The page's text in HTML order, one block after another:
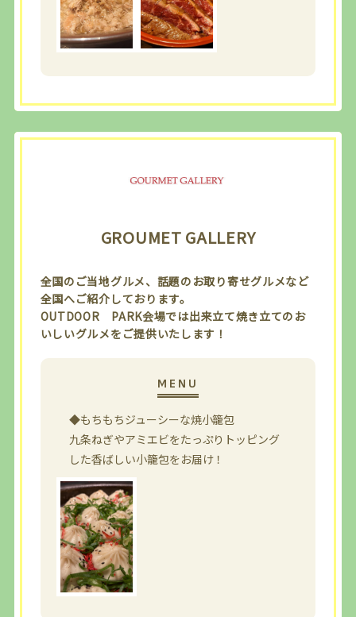
GROUMET GALLERY
全国のご当地グルメ、話題のお取り寄せグルメなど
全国へご紹介しております。
OUTDOOR PARK会場では出来立て焼き立てのお
いしいグルメをご提供いたします！
◆もちもちジューシーな焼小籠包
九条ねぎやアミエビをたっぷりトッピング
した香ばしい小籠包をお届け！